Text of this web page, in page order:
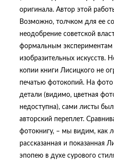
оригинала. Автор этой
Возможно, толчком для ее
неодобрение советской
формальным экспериментам
изобразительных искусств.
копии книги Лисицкого не
печатью фотокопий. На
детали (видимо, цветная
недоступна), сами листы
авторский переплет.
фотокнигу, – мы видим, как
рассказанная и показанная
эпопею в духе сурового